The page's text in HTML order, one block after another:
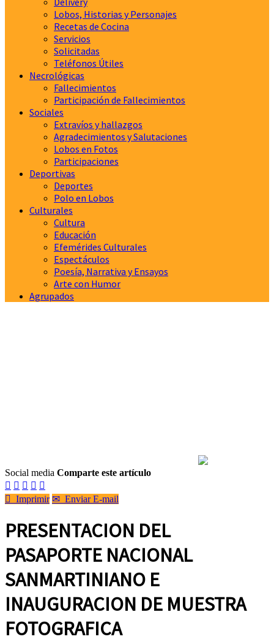
Lobos, Historias y Personajes
Recetas de Cocina
Servicios
Solicitadas
Teléfonos Útiles
Necrológicas
Fallecimientos
Participación de Fallecimientos
Sociales
Extravíos y hallazgos
Agradecimientos y Salutaciones
Lobos en Fotos
Participaciones
Deportivas
Deportes
Polo en Lobos
Culturales
Cultura
Educación
Efemérides Culturales
Espectáculos
Poesía, Narrativa y Ensayos
Arte con Humor
Agrupados
Social media Comparte este artículo
    
 Imprimir ✉ Enviar E-mail
PRESENTACION DEL
PASAPORTE NACIONAL
SANMARTINIANO E
INAUGURACION DE MUESTRA
FOTOGRAFICA